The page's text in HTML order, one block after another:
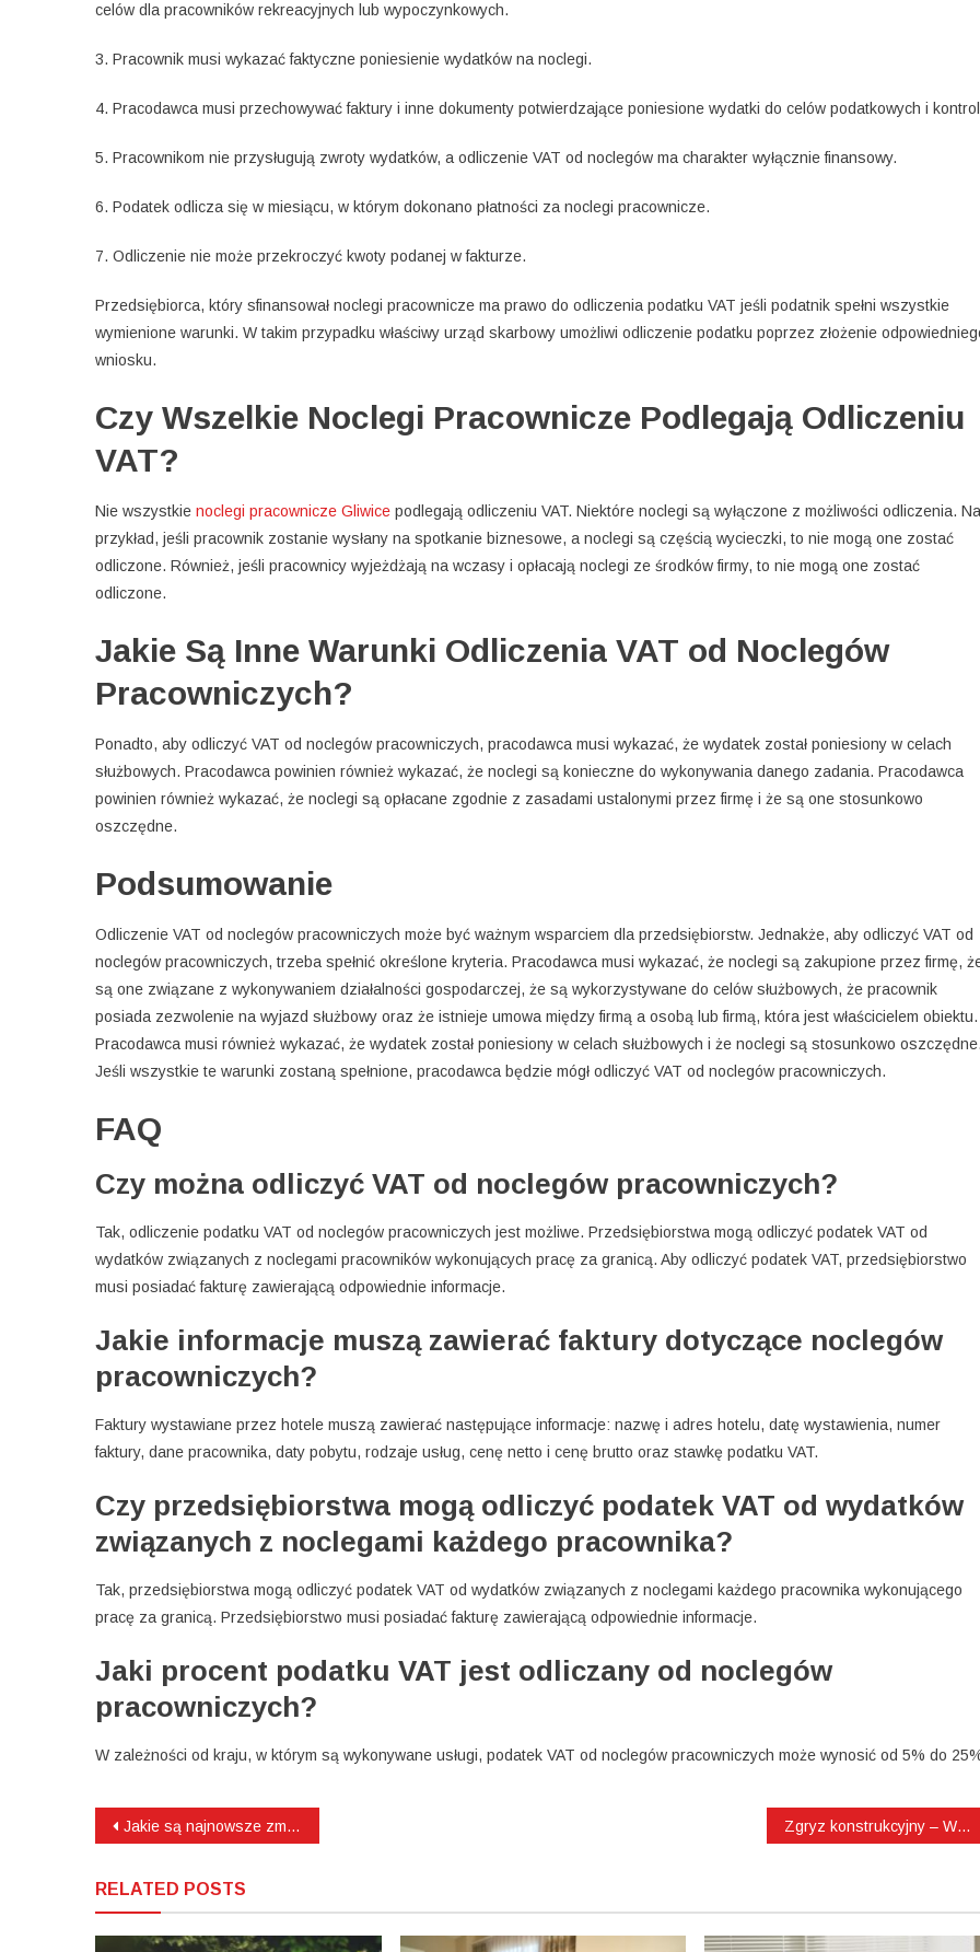
celów dla pracowników rekreacyjnych lub wypoczynkowych.
3. Pracownik musi wykazać faktyczne poniesienie wydatków na noclegi.
4. Pracodawca musi przechowywać faktury i inne dokumenty potwierdzające poniesione wydatki do celów podatkowych i
5. Pracownikom nie przysługują zwroty wydatków, a odliczenie VAT od noclegów ma charakter wyłącznie finansowy.
6. Podatek odlicza się w miesiącu, w którym dokonano płatności za noclegi pracownicze.
7. Odliczenie nie może przekroczyć kwoty podanej w fakturze.
Przedsiębiorca, który sfinansował noclegi pracownicze ma prawo do odliczenia podatku VAT jeśli podatnik spełni wszystkie
wymienione warunki. W takim przypadku właściwy urząd skarbowy umożliwi odliczenie podatku poprzez złożenie
wniosku.
Czy Wszelkie Noclegi Pracownicze Podlegają Odliczeniu
VAT?
Nie wszystkie noclegi pracownicze Gliwice podlegają odliczeniu VAT. Niektóre noclegi są wyłączone z możliwości odliczenia. Na
przykład, jeśli pracownik zostanie wysłany na spotkanie biznesowe, a noclegi są częścią wycieczki, to nie mogą one zostać
odliczone. Również, jeśli pracownicy wyjeżdżają na wczasy i opłacają noclegi ze środków firmy, to nie mogą one zostać
odliczone.
Jakie Są Inne Warunki Odliczenia VAT od Noclegów
Pracowniczych?
Ponadto, aby odliczyć VAT od noclegów pracowniczych, pracodawca musi wykazać, że wydatek został poniesiony w celach
służbowych. Pracodawca powinien również wykazać, że noclegi są konieczne do wykonywania danego zadania. Pracodawca
powinien również wykazać, że noclegi są opłacane zgodnie z zasadami ustalonymi przez firmę i że są one stosunkowo
oszczędne.
Podsumowanie
Odliczenie VAT od noclegów pracowniczych może być ważnym wsparciem dla przedsiębiorstw. Jednakże, aby odliczyć VAT od
noclegów pracowniczych, trzeba spełnić określone kryteria. Pracodawca musi wykazać, że noclegi są zakupione przez firmę,
są one związane z wykonywaniem działalności gospodarczej, że są wykorzystywane do celów służbowych, że pracownik
posiada zezwolenie na wyjazd służbowy oraz że istnieje umowa między firmą a osobą lub firmą, która jest właścicielem obiektu.
Pracodawca musi również wykazać, że wydatek został poniesiony w celach służbowych i że noclegi są stosunkowo
Jeśli wszystkie te warunki zostaną spełnione, pracodawca będzie mógł odliczyć VAT od noclegów pracowniczych.
FAQ
Czy można odliczyć VAT od noclegów pracowniczych?
Tak, odliczenie podatku VAT od noclegów pracowniczych jest możliwe. Przedsiębiorstwa mogą odliczyć podatek VAT od
wydatków związanych z noclegami pracowników wykonujących pracę za granicą. Aby odliczyć podatek VAT, przedsiębiorstwo
musi posiadać fakturę zawierającą odpowiednie informacje.
Jakie informacje muszą zawierać faktury dotyczące noclegów
pracowniczych?
Faktury wystawiane przez hotele muszą zawierać następujące informacje: nazwę i adres hotelu, datę wystawienia, numer
faktury, dane pracownika, daty pobytu, rodzaje usług, cenę netto i cenę brutto oraz stawkę podatku VAT.
Czy przedsiębiorstwa mogą odliczyć podatek VAT od wydatków
związanych z noclegami każdego pracownika?
Tak, przedsiębiorstwa mogą odliczyć podatek VAT od wydatków związanych z noclegami każdego pracownika wykonującego
pracę za granicą. Przedsiębiorstwo musi posiadać fakturę zawierającą odpowiednie informacje.
Jaki procent podatku VAT jest odliczany od noclegów
pracowniczych?
W zależności od kraju, w którym są wykonywane usługi, podatek VAT od noclegów pracowniczych może wynosić od 5% do
Nawigacja
Jakie są najnowsze zmiany w uprawnieniach dla elektryków? Zgryz konstrukcyjny – Wyjaśniamy pojęcie!
RELATED POSTS